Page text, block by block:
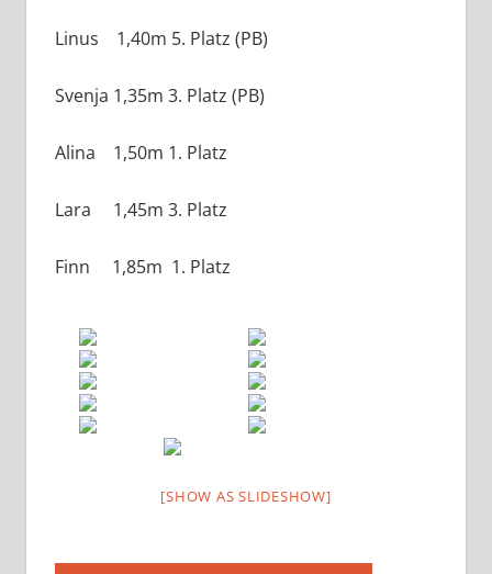
Linus 1,40m 5. Platz (PB)
Svenja 1,35m 3. Platz (PB)
Alina 1,50m 1. Platz
Lara 1,45m 3. Platz
Finn 1,85m 1. Platz
[SHOW AS SLIDESHOW]